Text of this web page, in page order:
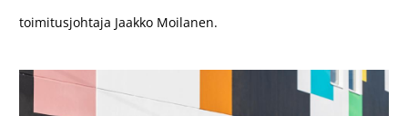
toimitusjohtaja Jaakko Moilanen.